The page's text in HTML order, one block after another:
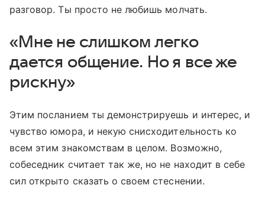
разговор. Ты просто не любишь молчать.
«Мне не слишком легко
дается общение. Но я все же
рискну»
Этим посланием ты демонстрируешь и интерес, и
чувство юмора, и некую снисходительность ко
всем этим знакомствам в целом. Возможно,
собеседник считает так же, но не находит в себе
сил открыто сказать о своем стеснении.